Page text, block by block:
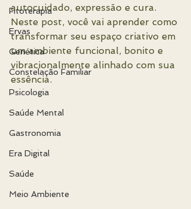
Fitoterapia
Ervas
Genética
Constelação Familiar
Psicologia
Saúde Mental
Gastronomia
Era Digital
Saúde
Meio Ambiente
autocuidado, expressão e cura.
Neste post, você vai aprender como
transformar seu espaço criativo em
um ambiente funcional, bonito e
vibracionalmente alinhado com sua
essência.